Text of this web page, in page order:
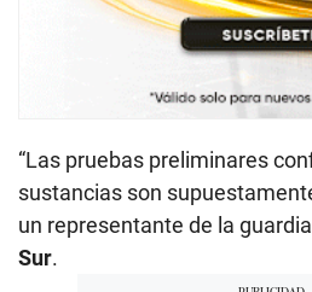
“Las pruebas preliminares
sustancias son
un representante de la
Sur.